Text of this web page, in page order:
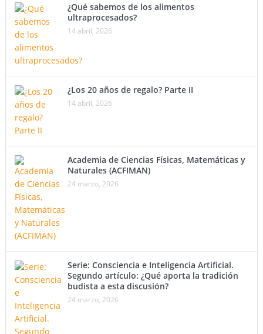
¿Qué sabemos de los alimentos
ultraprocesados?
14 abril, 2026
¿Los 20 años de regalo? Parte II
14 abril, 2026
Academia de Ciencias Físicas, Matemáticas y
Naturales (ACFIMAN)
24 marzo, 2026
Serie: Consciencia e Inteligencia Artificial.
Segundo artículo: ¿Qué aporta la tradición
budista a esta discusión?
24 marzo, 2026